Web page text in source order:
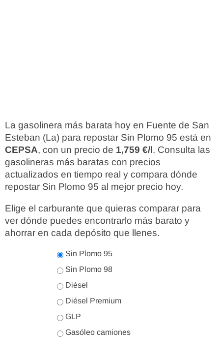
La gasolinera más barata hoy en Fuente de San
Esteban (La) para repostar Sin Plomo 95 está en
CEPSA, con un precio de 1,759 €/l. Consulta las
gasolineras más baratas con precios
actualizados en tiempo real y compara dónde
repostar Sin Plomo 95 al mejor precio hoy.
Elige el carburante que quieras comparar para
ver dónde puedes encontrarlo más barato y
ahorrar en cada depósito que llenes.
Sin Plomo 95
Sin Plomo 98
Diésel
Diésel Premium
GLP
Gasóleo camiones